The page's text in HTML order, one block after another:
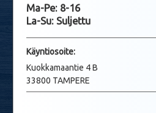
Ma-Pe: 8-16
La-Su: Suljettu
Käyntiosoite:
Kuokkamaantie 4 B
33800 TAMPERE